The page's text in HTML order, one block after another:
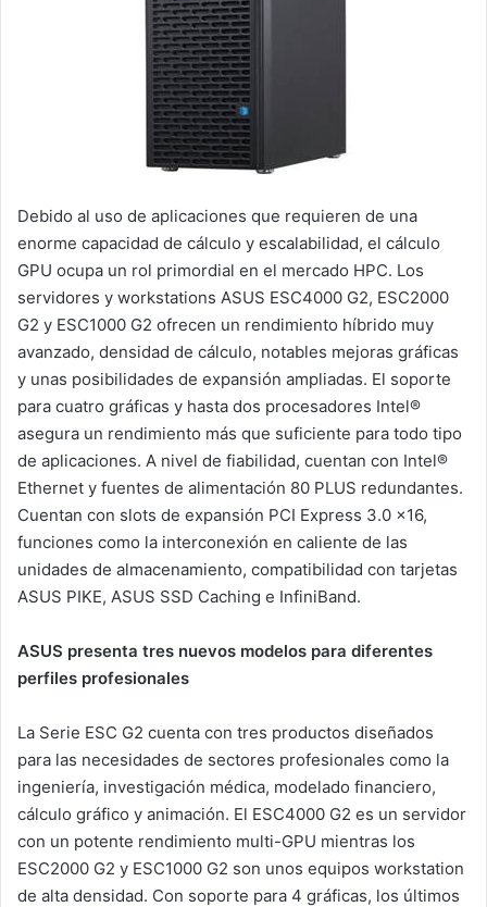
Debido al uso de aplicaciones que requieren de una
enorme capacidad de cálculo y escalabilidad, el cálculo
GPU ocupa un rol primordial en el mercado HPC. Los
servidores y workstations ASUS ESC4000 G2, ESC2000
G2 y ESC1000 G2 ofrecen un rendimiento híbrido muy
avanzado, densidad de cálculo, notables mejoras gráficas
y unas posibilidades de expansión ampliadas. El soporte
para cuatro gráficas y hasta dos procesadores Intel®
asegura un rendimiento más que suficiente para todo tipo
de aplicaciones. A nivel de fiabilidad, cuentan con Intel®
Ethernet y fuentes de alimentación 80 PLUS redundantes.
Cuentan con slots de expansión PCI Express 3.0 x16,
funciones como la interconexión en caliente de las
unidades de almacenamiento, compatibilidad con tarjetas
ASUS PIKE, ASUS SSD Caching e InfiniBand.
ASUS presenta tres nuevos modelos para diferentes
perfiles profesionales
La Serie ESC G2 cuenta con tres productos diseñados
para las necesidades de sectores profesionales como la
ingeniería, investigación médica, modelado financiero,
cálculo gráfico y animación. El ESC4000 G2 es un servidor
con un potente rendimiento multi-GPU mientras los
ESC2000 G2 y ESC1000 G2 son unos equipos workstation
de alta densidad. Con soporte para 4 gráficas, los últimos